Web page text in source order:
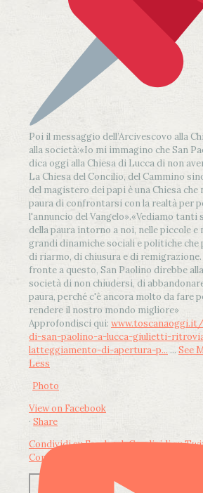
Poi il messaggio dell’Arcivescovo alla
alla società:«Io mi immagino che San
dica oggi alla Chiesa di Lucca di non
La Chiesa del Concilio, del Cammino
del magistero dei papi è una Chiesa che
paura di confrontarsi con la realtà per
l'annuncio del Vangelo».«Vediamo tanti
della paura intorno a noi, nelle piccole e
grandi dinamiche sociali e politiche che
di riarmo, di chiusura e di
fronte a questo, San Paolino direbbe
società di non chiudersi, di
paura, perché c'è ancora molto da fare
rendere il nostro mondo migliore»
Approfondisci qui:
di-san-paolino-a-lucca-giulietti-
latteggiamento-di-apertura-p... ... See
Less
Photo
View on Facebook
· Share
Condividi su FacebookCondividi su
Condividi su LinkedIn